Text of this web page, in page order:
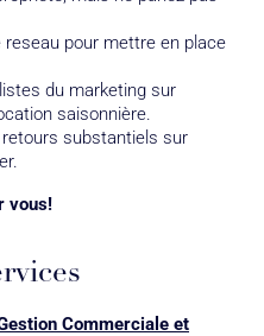
reseau pour mettre en place
du marketing sur
saisonnière.
substantiels sur
vous!
Commerciale et